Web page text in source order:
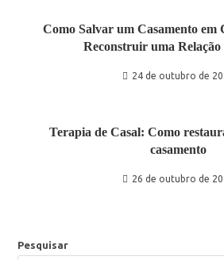
Como Salvar um Casamento em
Reconstruir uma Relação
24 de outubro de
Terapia de Casal: Como
casamento
26 de outubro de
Pesquisar